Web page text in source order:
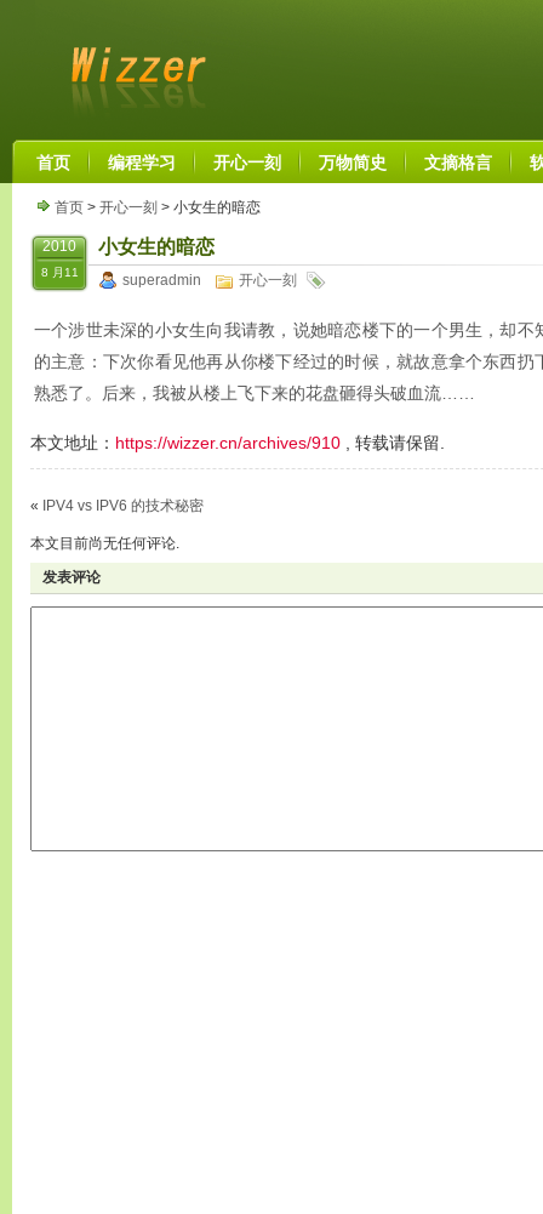
首页 编程学习 开心一刻 万物简史 文摘格言
首页 > 开心一刻 > 小女生的暗恋
2010
8 月11
小女生的暗恋
superadmin 开心一刻
一个涉世未深的小女生向我请教，说她暗恋楼下的一个男生，却
的主意：下次你看见他再从你楼下经过的时候，就故意拿个东西
熟悉了。后来，我被从楼上飞下来的花盘砸得头破血流……
本文地址： https://wizzer.cn/archives/910 , 转载请保留.
« IPV4 vs IPV6 的技术秘密
本文目前尚无任何评论.
发表评论